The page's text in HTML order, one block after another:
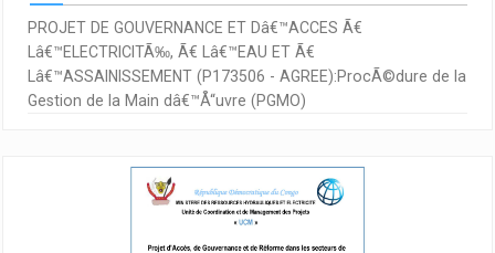
PROJET DE GOUVERNANCE ET Dâ€™ACCES Ã€
Lâ€™ELECTRICITÃ‰, Ã€ Lâ€™EAU ET Ã€
Lâ€™ASSAINISSEMENT (P173506 - AGREE):ProcÃ©dure de la
Gestion de la Main dâ€™Å“uvre (PGMO)